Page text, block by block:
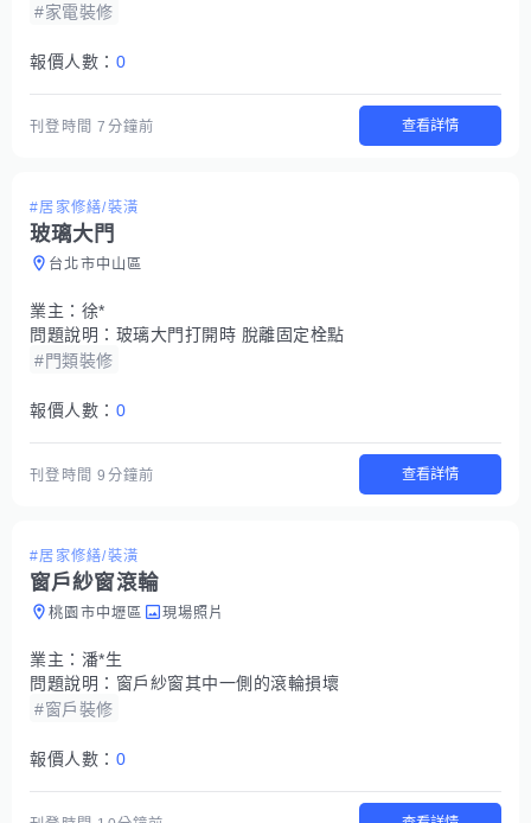
#家電裝修
報價人數： 0
刊登時間7分鐘前 查看詳情
#居家修繕/裝潢
玻璃大門
台北市中山區
業主： 徐*
問題說明： 玻璃大門打開時 脫離固定栓點
#門類裝修
報價人數： 0
刊登時間9分鐘前 查看詳情
#居家修繕/裝潢
窗戶紗窗滾輪
桃園市中壢區 現場照片
業主： 潘*生
問題說明： 窗戶紗窗其中一側的滾輪損壞
#窗戶裝修
報價人數： 0